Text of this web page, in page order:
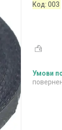
Код:003